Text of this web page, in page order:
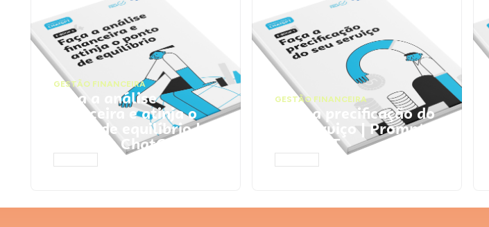
GESTÃO FINANCEIRA
Faça a análise
financeira e atinja o
ponto de equilíbrio |
Prompts ChatGPT
GESTÃO FINANCEIRA
Faça a precificação do
seu serviço | Prompts
ChatGPT